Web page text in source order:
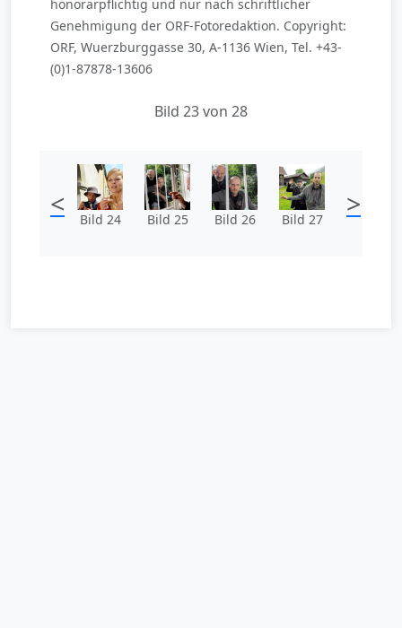
honorarpflichtig und nur nach schriftlicher
Genehmigung der ORF-Fotoredaktion. Copyright:
ORF, Wuerzburggasse 30, A-1136 Wien, Tel. +43-
(0)1-87878-13606
Bild 23 von 28
< Bild 24 Bild 25 Bild 26 Bild 27 >